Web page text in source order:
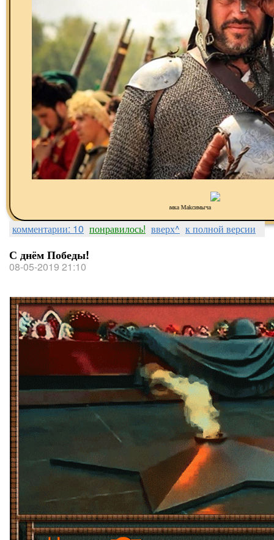
Рамка Makсимыча
комментарии: 10 понравилось! вверх^ к полной версии
С днём Победы!
08-05-2019 21:10